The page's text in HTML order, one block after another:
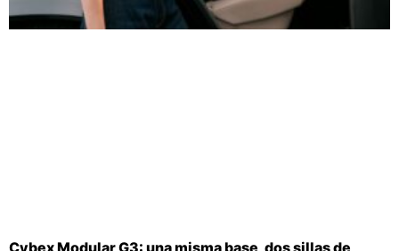
Cybex Modular G3: una misma base, dos sillas de